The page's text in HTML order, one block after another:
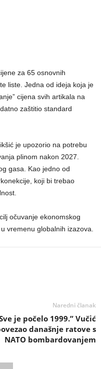
za 65 osnovnih
liste. Jedna od ideja koja je
cijena svih artikala na
zaštitio standard
je upozorio na potrebu
plinom nakon 2027.
gasa. Kao jedno od
koji bi trebao
očuvanje ekonomskog
vremenu globalnih izazova.
Naredni članak
je počelo 1999.” Vučić
današnje ratove s
NATO bombardovanjem